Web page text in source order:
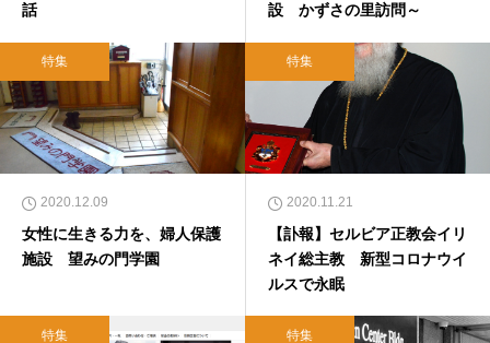
話
設 かずさの里訪問～
特集
2020.12.09
女性に生きる力を、婦人保護
施設 望みの門学園
特集
2020.11.21
【訃報】セルビア正教会イリ
ネイ総主教 新型コロナウイ
ルスで永眠
特集 特集